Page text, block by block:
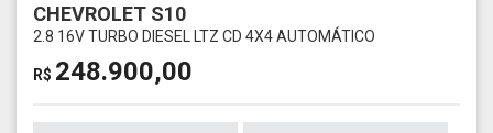
CHEVROLET S10
2.8 16V TURBO DIESEL LTZ CD 4X4 AUTOMÁTICO
R$ 248.900,00